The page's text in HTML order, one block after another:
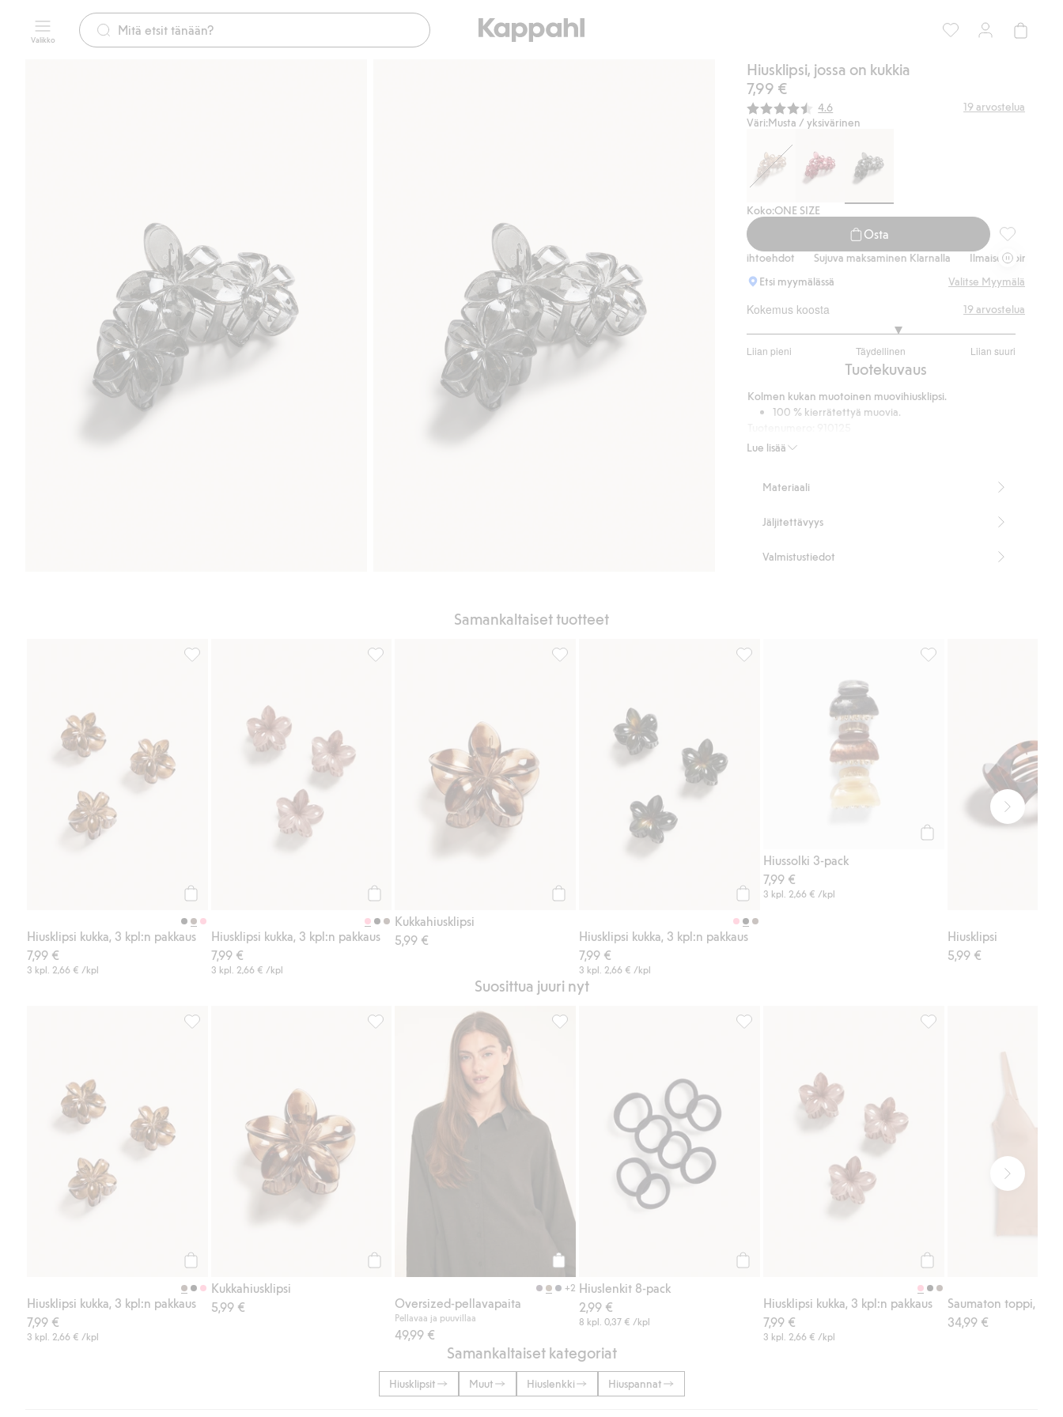
Valikko
Hiusklipsi, jossa on kukkia
7,99 €
Keskimääräinen luokitus:
4.6 19 arvostelua
Väri:Musta / yksivärinen
Koko:ONE SIZE
Osta
Hiusklipsi,
Sujuva maksaminen Klarnalla Ilmaiset toimitusvaihtoehdot Sujuva maksaminen Klarnalla
Ilmaiset
Etsi myymälässä
Valitse Myymälä
Kokemus koosta
Liian pieni Täydellinen Liian suuri
/
ääneen
19 arvostelua
Tuotekuvaus
Lue lisää
Kolmen kukan muotoinen muovihiusklipsi.
100 % kierrätettyä muovia.
Kierrätetty muovi
Materiaali
Jäljitettävyys
Valmistustiedot
Samankaltaiset tuotteet
Hiusklipsi kukka, 3 kpl:n pakkaus
7,99 €
3 kpl. 2,66 € /kpl
Hiusklipsi kukka, 3 kpl:n pakkaus
7,99 €
3 kpl. 2,66 € /kpl
Kukkahiusklipsi
5,99 €
Hiusklipsi kukka, 3 kpl:n pakkaus
7,99 €
3 kpl.2,66 € /kpl
Hiussolki 3-pack
7,99 €
3 kpl. 2,66 € /kpl
Hiusklipsi
5,99 €
Suosittua juuri nyt
Hiusklipsi kukka, 3 kpl:n pakkaus
7,99 €
3 kpl. 2,66 € /kpl
Hiusklipsi kukka, 3 kpl:n pakkaus, Lisää suosikkeihin
Kukkahiusklipsi
5,99 €
Kukkahiusklipsi, Lisää suosikkeihin
Osta
+2
Oversized-pellavapaita
Pellavaa ja puuvillaa
49,99 €
Hiuslenkit 8-pack
2,99 €
8 kpl.0,37 € /kpl
Hiusklipsi kukka, 3 kpl:n pakkaus
7,99 €
3 kpl. 2,66 € /kpl
34,99 €
Samankaltaiset kategoriat
Hiusklipsit Muut Hiuslenkki Hiuspannat